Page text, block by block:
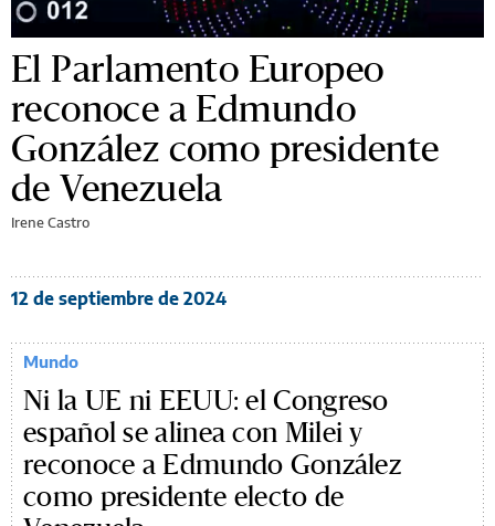
El Parlamento Europeo
reconoce a Edmundo
González como presidente
de Venezuela
Irene Castro
12 de septiembre de 2024
Mundo
Ni la UE ni EEUU: el Congreso
español se alinea con Milei y
reconoce a Edmundo González
como presidente electo de